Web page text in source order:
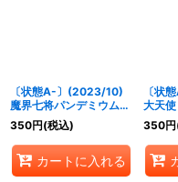
〔状態A-〕(2023/10)
魔界七将パンデミウム
XV【XV】{BS65-
XV02}《紫》
350円(税込)
カートに入れる
〔状
大天
XV【
XV04}
350円